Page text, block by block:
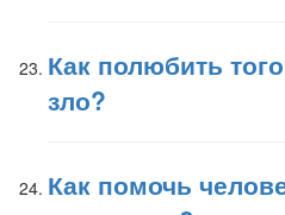
Как полюбить
зло?
Как помочь